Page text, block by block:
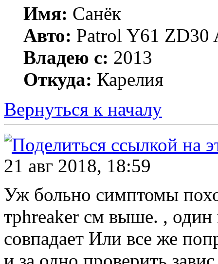
Имя: Санёк
Авто: Patrol Y61 ZD30
Владею с: 2013
Откуда: Карелия
Вернуться к началу
21 авг 2018, 18:59
Уж больно симптомы
тphreaker см выше. , один
совпадает Или все же